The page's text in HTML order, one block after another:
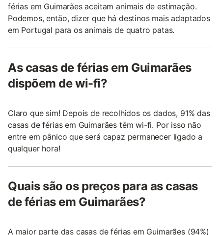
férias em Guimarães aceitam animais de estimação.
Podemos, então, dizer que há destinos mais adaptados
em Portugal para os animais de quatro patas.
As casas de férias em Guimarães
dispõem de wi-fi?
Claro que sim! Depois de recolhidos os dados, 91% das
casas de férias em Guimarães têm wi-fi. Por isso não
entre em pânico que será capaz permanecer ligado a
qualquer hora!
Quais são os preços para as casas
de férias em Guimarães?
A maior parte das casas de férias em Guimarães (94%)